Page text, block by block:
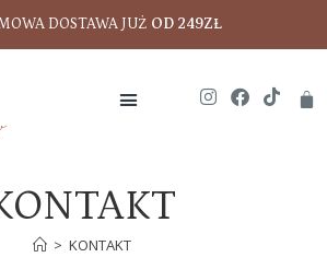
DOSTAWA JUŻ OD 249ZŁ
> KONTAKT